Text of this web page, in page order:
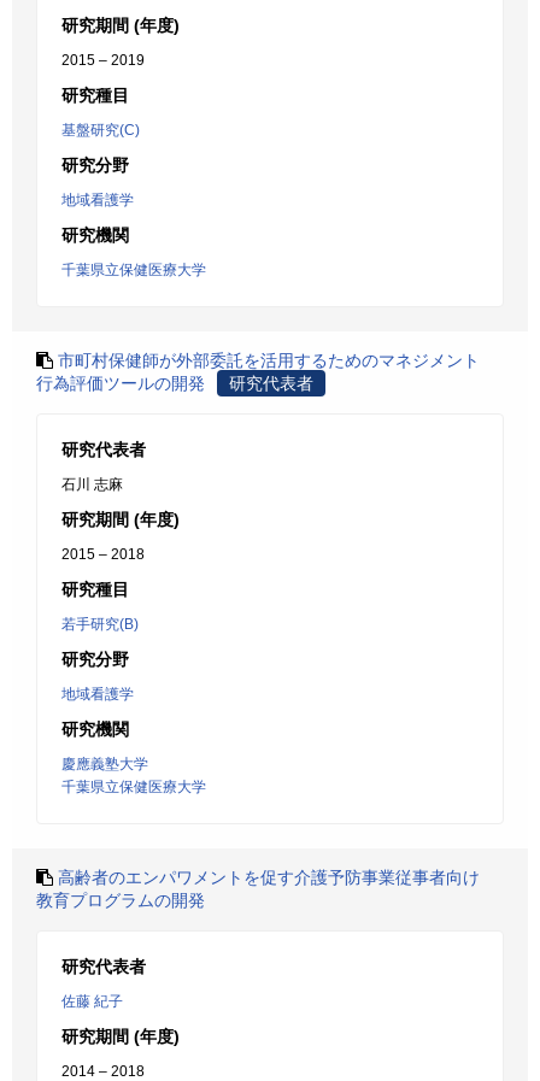
研究期間 (年度)
2015 – 2019
研究種目
基盤研究(C)
研究分野
地域看護学
研究機関
千葉県立保健医療大学
市町村保健師が外部委託を活用するためのマネジメント
行為評価ツールの開発
研究代表者
研究代表者
石川 志麻
研究期間 (年度)
2015 – 2018
研究種目
若手研究(B)
研究分野
地域看護学
研究機関
慶應義塾大学
千葉県立保健医療大学
高齢者のエンパワメントを促す介護予防事業従事者向け
教育プログラムの開発
研究代表者
佐藤 紀子
研究期間 (年度)
2014 – 2018